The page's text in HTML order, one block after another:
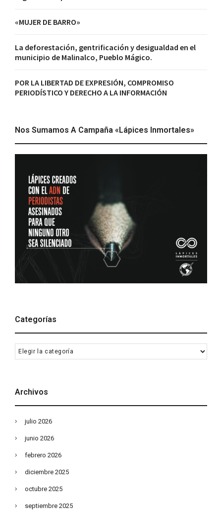
«MUJER DE BARRO»
La deforestación, gentrificación y desigualdad en el
municipio de Malinalco, Pueblo Mágico.
POR LA LIBERTAD DE EXPRESIÓN, COMPROMISO
PERIODÍSTICO Y DERECHO A LA INFORMACIÓN
Nos Sumamos A Campaña «Lápices Inmortales»
Categorías
Categorías
Archivos
julio 2026
junio 2026
febrero 2026
diciembre 2025
octubre 2025
septiembre 2025